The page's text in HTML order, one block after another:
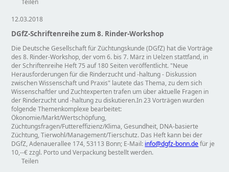
12.03.2018
DGfZ-Schriftenreihe zum 8. Rinder-Workshop
Die Deutsche Gesellschaft für Züchtungskunde (DGfZ) hat die Vorträge
des 8. Rinder-Workshop, der vom 6. bis 7. März in Uelzen stattfand, in
der Schriftenreihe Heft 75 auf 180 Seiten veröffentlicht. Neue
Herausforderungen für die Rinderzucht und -haltung - Diskussion
zwischen Wissenschaft und Praxis lautete das Thema, zu dem sich
Wissenschaftler und Zuchtexperten trafen um über aktuelle Fragen in
der Rinderzucht und -haltung zu diskutieren.In 23 Vorträgen wurden
folgende Themenkomplexe bearbeitet:
Ökonomie/Markt/Wertschöpfung,
Züchtungsfragen/Futtereffizienz/Klima, Gesundheit, DNA-basierte
Züchtung, Tierwohl/Management/Tierschutz. Das Heft kann bei der
DGfZ, Adenauerallee 174, 53113 Bonn; E-Mail: info@dgfz-bonn.defür je
10,--€ zzgl. Porto und Verpackung bestellt werden.
Teilen